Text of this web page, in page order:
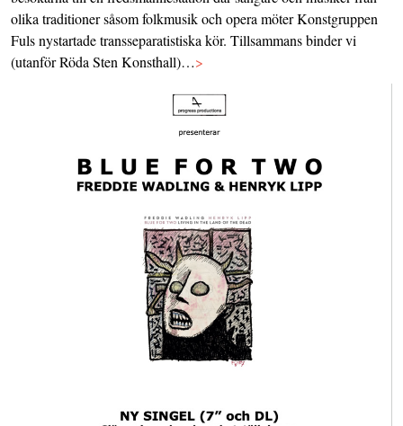
olika traditioner såsom folkmusik och opera möter Konstgruppen
Fuls nystartade transseparatistiska kör. Tillsammans binder vi
(utanför Röda Sten Konsthall)…>